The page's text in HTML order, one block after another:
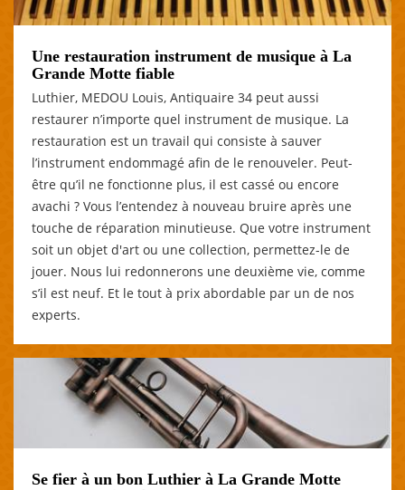
Une restauration instrument de musique à La
Grande Motte fiable
Luthier, MEDOU Louis, Antiquaire 34 peut aussi
restaurer n’importe quel instrument de musique. La
restauration est un travail qui consiste à sauver
l’instrument endommagé afin de le renouveler. Peut-
être qu’il ne fonctionne plus, il est cassé ou encore
avachi ? Vous l’entendez à nouveau bruire après une
touche de réparation minutieuse. Que votre instrument
soit un objet d'art ou une collection, permettez-le de
jouer. Nous lui redonnerons une deuxième vie, comme
s’il est neuf. Et le tout à prix abordable par un de nos
experts.
Se fier à un bon Luthier à La Grande Motte